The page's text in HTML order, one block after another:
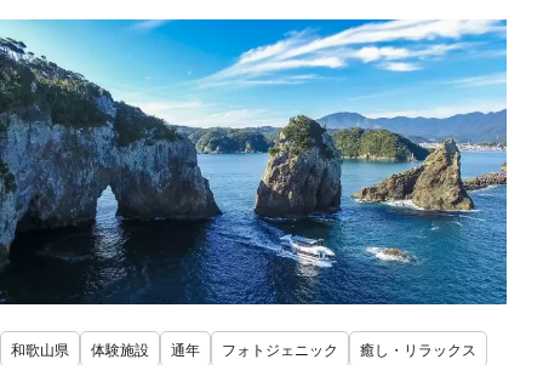
和歌山県 体験施設 通年 フォトジェニック 癒し・リラックス